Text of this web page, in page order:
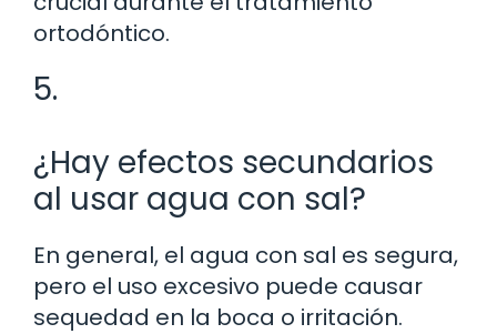
ortodóntico.
5.
¿Hay efectos secundarios
al usar agua con sal?
En general, el agua con sal es segura,
pero el uso excesivo puede causar
sequedad en la boca o irritación.